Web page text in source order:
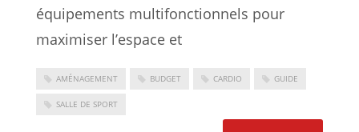
équipements multifonctionnels pour
maximiser l’espace et
AMÉNAGEMENT BUDGET CARDIO GUIDE
SALLE DE SPORT